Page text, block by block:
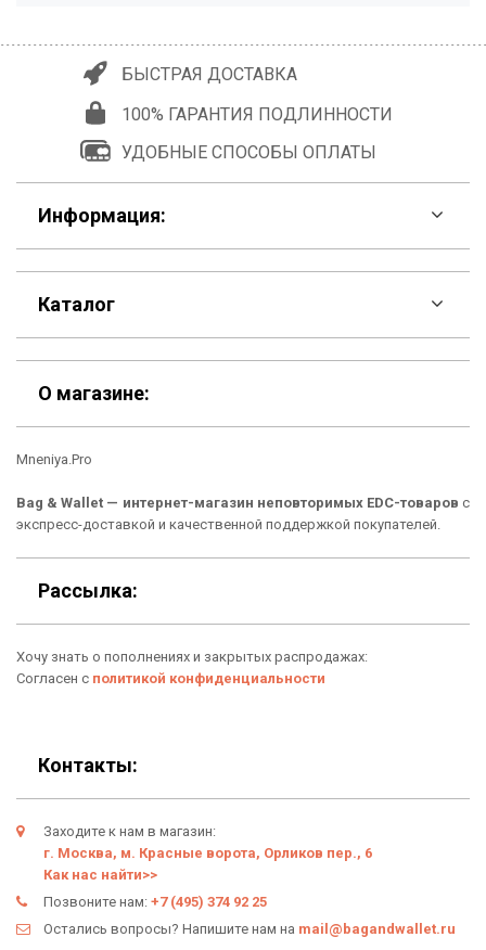
БЫСТРАЯ ДОСТАВКА
100% ГАРАНТИЯ ПОДЛИННОСТИ
УДОБНЫЕ СПОСОБЫ ОПЛАТЫ
Информация:
F.A.Q
Контакты
Шоурум
Материалы
Подарочные сертификаты
О нас
Отзывы о Bag & Wallet
Гарантия
Условия возврата
Оферта
Политика конфиденциальности
Каталог
Скидки
Кошельки
Рюкзаки
Сумки
Новинки
Подарки
О магазине:
Mneniya.Pro
Bag & Wallet — интернет-магазин неповторимых EDC-товаров с
экспресс-доставкой и качественной поддержкой покупателей.
Рассылка:
Хочу знать о пополнениях и закрытых распродажах:
Согласен с политикой конфиденциальности
Контакты:
Заходите к нам в магазин:
г. Москва, м. Красные ворота, Орликов пер., 6
Как нас найти>>
Позвоните нам: +7 (495) 374 92 25
Остались вопросы? Напишите нам на mail@bagandwallet.ru